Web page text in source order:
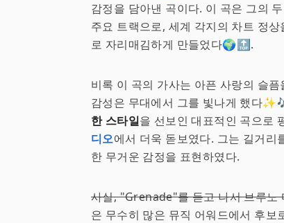
감정을 담아낸 곡이다. 이 곡은 그의
주요 트랙으로, 세계 각지의 차트 정
로 자리매김하게 만들었다🌍🔝.
비록 이 곡의 가사는 아픈 사랑의 슬
감성은 무대에서 그를 빛나게 했다
한 스타일을 선보인 대표적인 곡으로
디오에서 더욱 돋보였다. 그는 길거리
한 무거운 감정을 표현하였다.
사실, "Grenade"를 듣고 나서 브루노
은 무수히 많은 뮤직 어워드에서 후보